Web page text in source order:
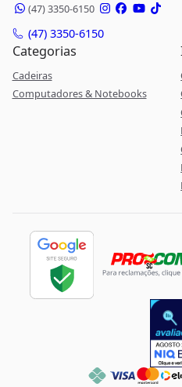
(47) 3350-6150
(47) 3350-6150
Categorias
Cadeiras
Computadores & Notebooks